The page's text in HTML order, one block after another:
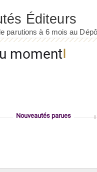
moment
Nouveautés parues